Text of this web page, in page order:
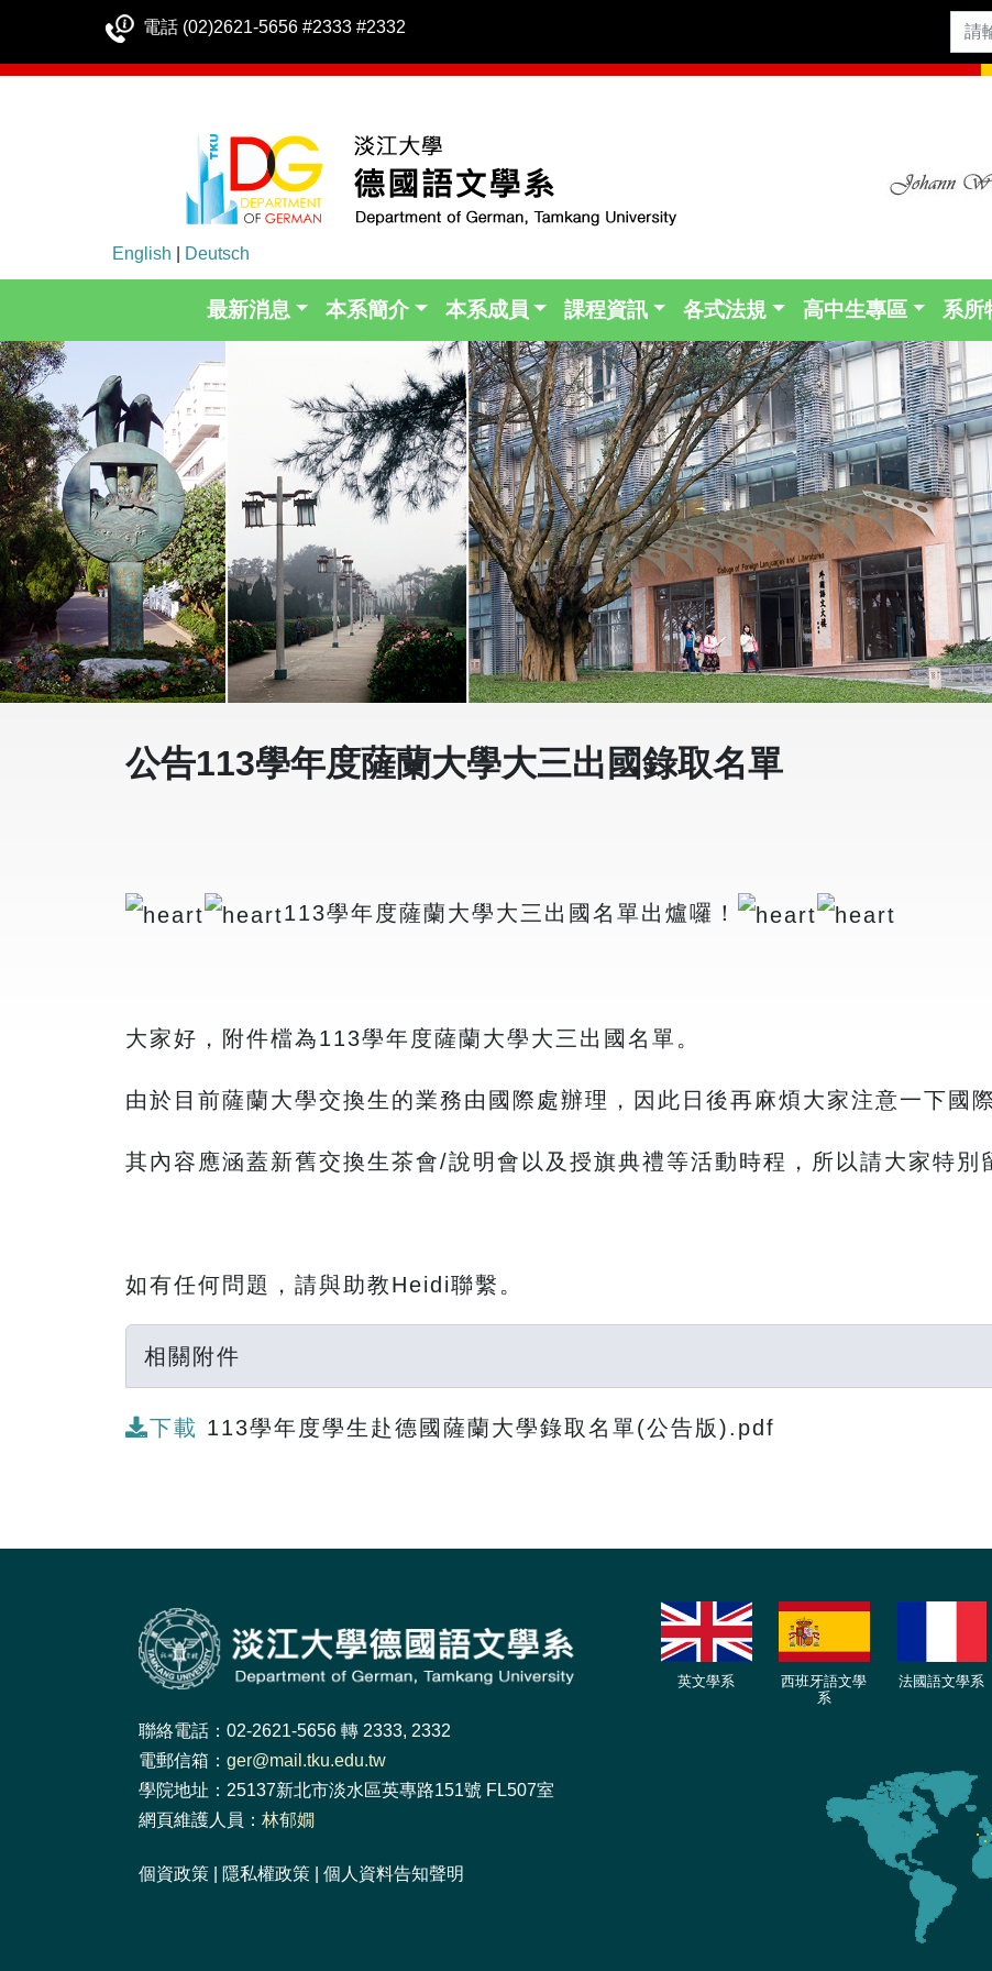
電話 (02)2621-5656 #2333 #2332
English Deutsch
最新消息 本系簡介 本系成員 課程資訊 各式法規 高中生專區 系所
公告113學年度薩蘭大學大三出國錄取名單
113學年度薩蘭大學大三出國名單出爐囉！
大家好，附件檔為113學年度薩蘭大學大三出國名單。
由於目前薩蘭大學交換生的業務由國際處辦理，因此日後再麻煩大家注意一下國
其內容應涵蓋新舊交換生茶會/說明會以及授旗典禮等活動時程，所以請大家特別
如有任何問題，請與助教Heidi聯繫。
相關附件
下載 113學年度學生赴德國薩蘭大學錄取名單(公告版).pdf
聯絡電話：02-2621-5656 轉 2333, 2332
電郵信箱： ger@mail.tku.edu.tw
學院地址：25137新北市淡水區英專路151號 FL507室
網頁維護人員： 林郁嫺
個資政策 隱私權政策 個人資料告知聲明
英文學系
西班牙語文學
系
法國語文學系